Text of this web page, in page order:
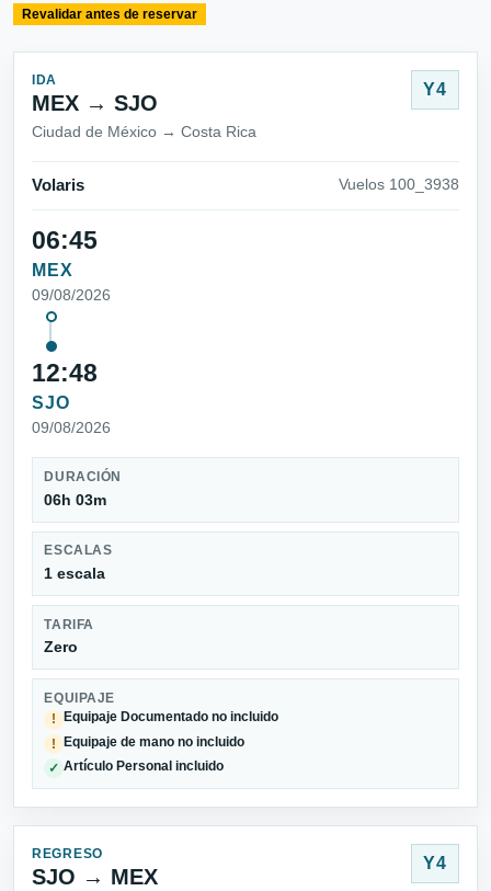
Revalidar antes de reservar
IDA
MEX → SJO
Ciudad de México → Costa Rica
Y4
Volaris Vuelos 100_3938
06:45
MEX
09/08/2026
12:48
SJO
09/08/2026
DURACIÓN
06h 03m
ESCALAS
1 escala
TARIFA
Zero
EQUIPAJE
!
Equipaje Documentado no incluido
! Equipaje de mano no incluido
✓ Artículo Personal incluido
REGRESO
SJO → MEX
Y4